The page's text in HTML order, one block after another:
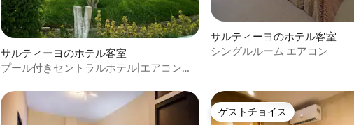
サルティーヨのホテル客室
プール付きセントラルホテル|エアコン付
サルティーヨのホテル客室
シングルルーム エアコン
ゲストチョイス
ゲストチョイス